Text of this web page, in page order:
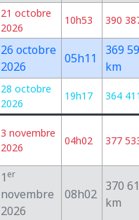
21 octobre
2026
10h53 390
26 octobre
2026
05h11
369
km
28 octobre
2026
19h17 364
3 novembre
2026
04h02 377
1 er
novembre
2026
08h02
370
km